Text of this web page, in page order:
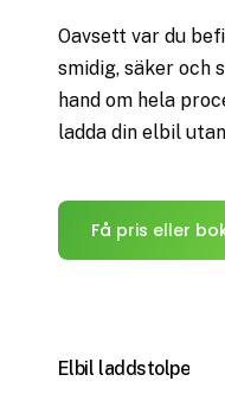
Oavsett var du
smidig, säker och
hand om hela
ladda din elbil
Få pris eller
Elbil laddstolpe